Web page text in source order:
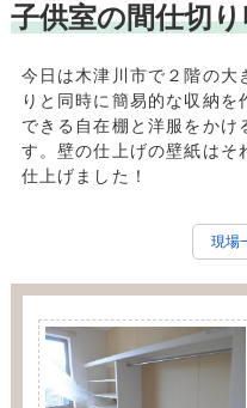
子供室の間仕切
今日は木津川市で２階の大
りと同時に簡易的な収納
できる自在棚と洋服をか
す。壁の仕上げの壁紙はそ
仕上げました！
現場